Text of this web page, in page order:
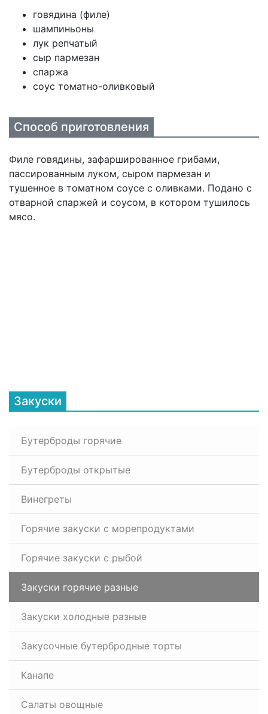
говядина (филе)
шампиньоны
лук репчатый
сыр пармезан
спаржа
соус томатно-оливковый
Способ приготовления
Филе говядины, зафаршированное грибами,
пассированным луком, сыром пармезан и
тушенное в томатном соусе с оливками. Подано с
отварной спаржей и соусом, в котором тушилось
мясо.
Закуски
Бутерброды горячие
Бутерброды открытые
Винегреты
Горячие закуски с морепродуктами
Горячие закуски с рыбой
Закуски горячие разные
Закуски холодные разные
Закусочные бутербродные торты
Канапе
Салаты овощные